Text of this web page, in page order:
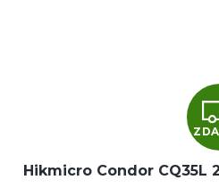
Hikmicro Condor CQ35L